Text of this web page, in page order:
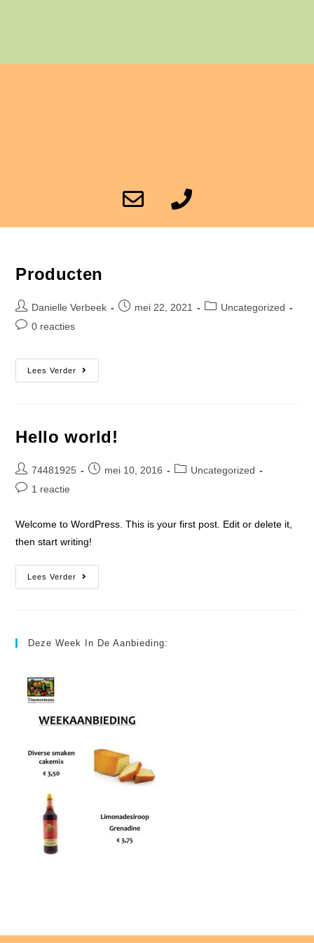
Producten
Danielle Verbeek mei 22, 2021
Uncategorized
0 reacties
Lees Verder
Hello world!
74481925 mei 10, 2016
Uncategorized
1 reactie
Welcome to WordPress. This is your first post. Edit or delete it,
then start writing!
Lees Verder
Deze Week In De Aanbieding: